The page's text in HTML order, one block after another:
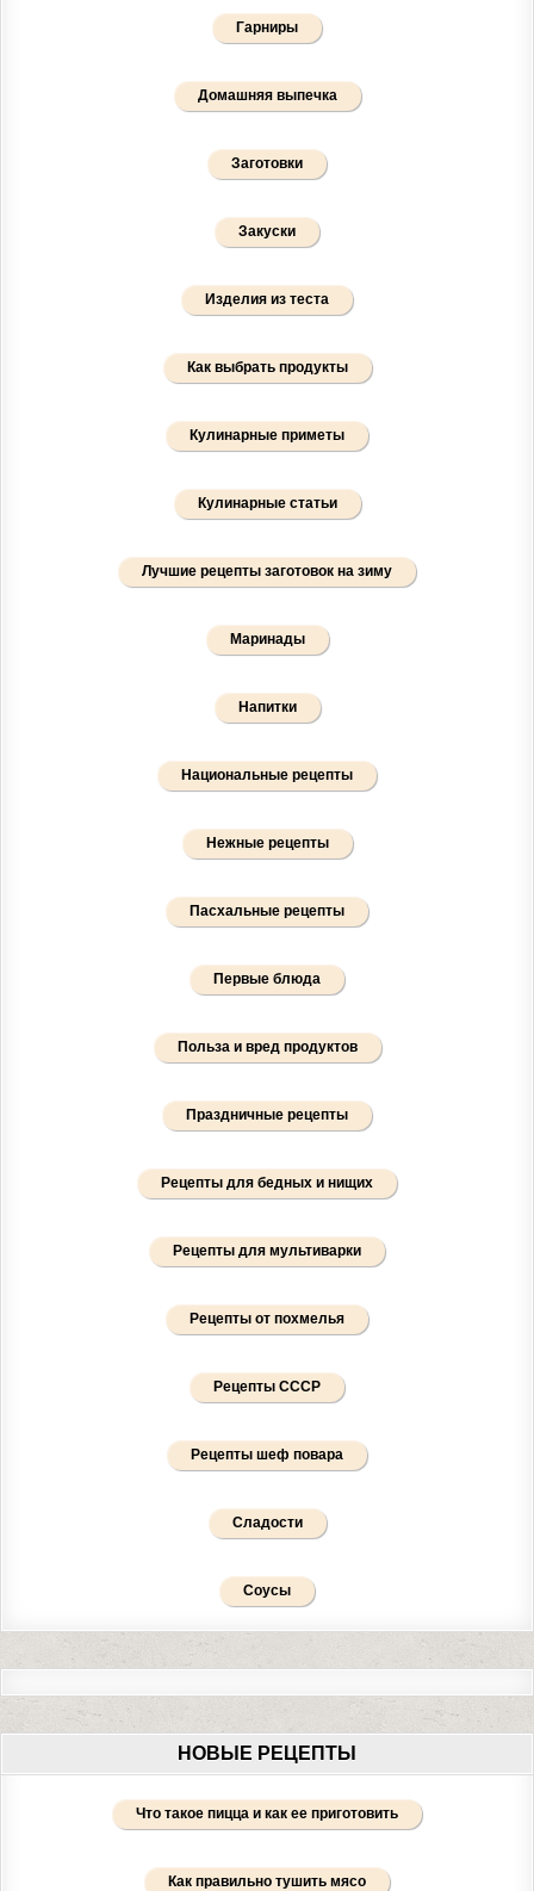
Гарниры
Домашняя выпечка
Заготовки
Закуски
Изделия из теста
Как выбрать продукты
Кулинарные приметы
Кулинарные статьи
Лучшие рецепты заготовок на зиму
Маринады
Напитки
Национальные рецепты
Нежные рецепты
Пасхальные рецепты
Первые блюда
Польза и вред продуктов
Праздничные рецепты
Рецепты для бедных и нищих
Рецепты для мультиварки
Рецепты от похмелья
Рецепты СССР
Рецепты шеф повара
Сладости
Соусы
НОВЫЕ РЕЦЕПТЫ
Что такое пицца и как ее приготовить
Как правильно тушить мясо